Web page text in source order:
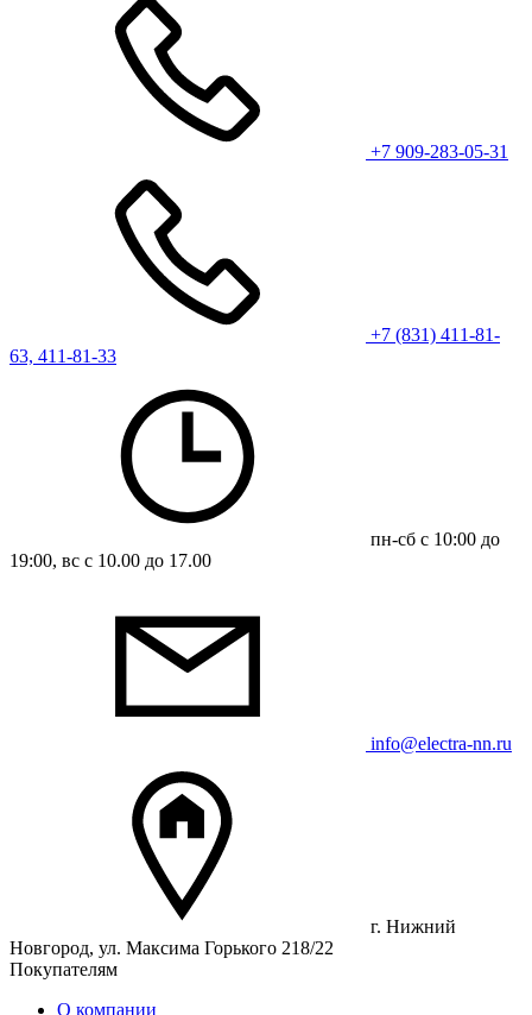
+7 909-283-05-31
+7 (831) 411-81-
63, 411-81-33
пн-сб с 10:00 до
19:00, вс с 10.00 до 17.00
info@electra-nn.ru
г. Нижний
Новгород, ул. Максима Горького 218/22
Покупателям
О компании